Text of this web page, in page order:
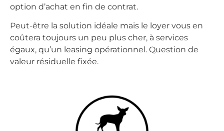
option d’achat en fin de contrat.
Peut-être la solution idéale mais le loyer vous en
coûtera toujours un peu plus cher, à services
égaux, qu’un leasing opérationnel. Question de
valeur résiduelle fixée.